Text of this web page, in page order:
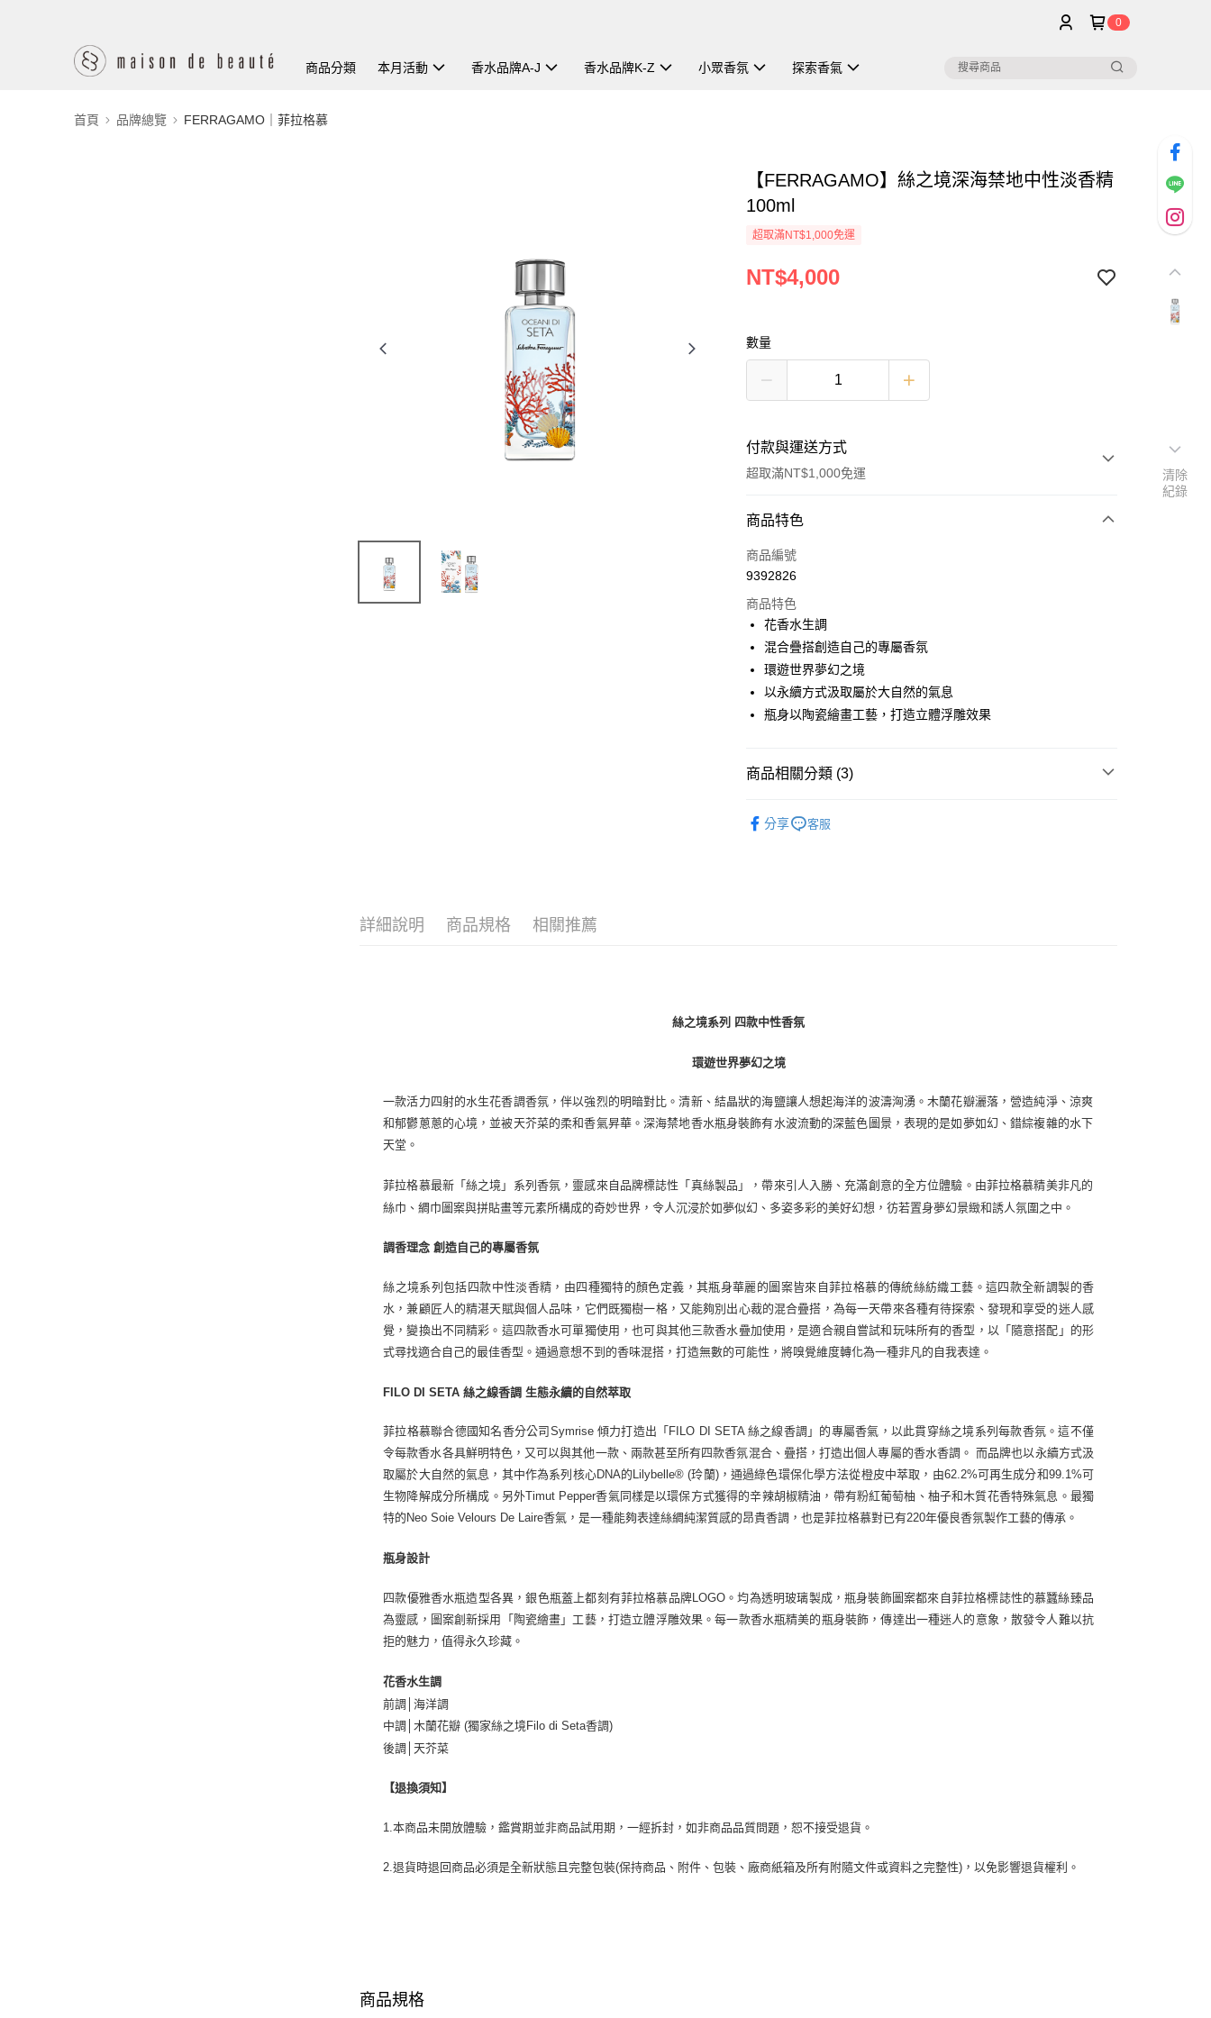
0
商品分類 本月活動 香水品牌A-J 香水品牌K-Z 小眾香氛 探索香氣
首頁 品牌總覽 FERRAGAMO｜菲拉格慕
【FERRAGAMO】絲之境深海禁地中性淡香精
100ml
超取滿NT$1,000免運
NT$4,000
數量
付款與運送方式
超取滿NT$1,000免運
付款方式
信用卡一次付款
運送方式
付款後全家取貨
每筆NT$80，滿NT$1,000(含以上)免運費
每筆NT$80，滿NT$1,000(含以上)免運費
商品特色
商品編號
9392826
商品特色
花香水生調
混合疊搭創造自己的專屬香氛
環遊世界夢幻之境
以永續方式汲取屬於大自然的氣息
瓶身以陶瓷繪畫工藝，打造立體浮雕效果
商品相關分類 (3)
分享 客服
詳細說明 商品規格 相關推薦
絲之境系列 四款中性香氛
環遊世界夢幻之境
一款活力四射的水生花香調香氛，伴以強烈的明暗對比。清新、結晶狀的海鹽讓人想起海洋的波濤洶湧。木蘭花瓣灑落，營造純淨、涼爽
和郁鬱蔥蔥的心境，並被天芥菜的柔和香氣昇華。深海禁地香水瓶身裝飾有水波流動的深藍色圖景，表現的是如夢如幻、錯綜複雜的水下
天堂。
菲拉格慕最新「絲之境」系列香氛，靈感來自品牌標誌性「真絲製品」，帶來引人入勝、充滿創意的全方位體驗。由菲拉格慕精美非凡的
絲巾、綢巾圖案與拼貼畫等元素所構成的奇妙世界，令人沉浸於如夢似幻、多姿多彩的美好幻想，彷若置身夢幻景緻和誘人氛圍之中。
調香理念 創造自己的專屬香氛
絲之境系列包括四款中性淡香精，由四種獨特的顏色定義，其瓶身華麗的圖案皆來自菲拉格慕的傳統絲紡織工藝。這四款全新調製的香
水，兼顧匠人的精湛天賦與個人品味，它們既獨樹一格，又能夠別出心裁的混合疊搭，為每一天帶來各種有待探索、發現和享受的迷人感
覺，變換出不同精彩。這四款香水可單獨使用，也可與其他三款香水疊加使用，是適合親自嘗試和玩味所有的香型，以「隨意搭配」的形
式尋找適合自己的最佳香型。通過意想不到的香味混搭，打造無數的可能性，將嗅覺維度轉化為一種非凡的自我表達。
FILO DI SETA 絲之線香調 生態永續的自然萃取
菲拉格慕聯合德國知名香分公司Symrise 傾力打造出「FILO DI SETA 絲之線香調」的專屬香氣，以此貫穿絲之境系列每款香氛。這不僅
令每款香水各具鮮明特色，又可以與其他一款、兩款甚至所有四款香氛混合、疊搭，打造出個人專屬的香水香調。 而品牌也以永續方式汲
取屬於大自然的氣息，其中作為系列核心DNA的Lilybelle® (玲蘭)，通過綠色環保化學方法從橙皮中萃取，由62.2%可再生成分和99.1%可
生物降解成分所構成。另外Timut Pepper香氣同樣是以環保方式獲得的辛辣胡椒精油，帶有粉紅葡萄柚、柚子和木質花香特殊氣息。最獨
特的Neo Soie Velours De Laire香氣，是一種能夠表達絲綢純潔質感的昂貴香調，也是菲拉格慕對已有220年優良香氛製作工藝的傳承。
瓶身設計
四款優雅香水瓶造型各異，銀色瓶蓋上都刻有菲拉格慕品牌LOGO。均為透明玻璃製成，瓶身裝飾圖案都來自菲拉格標誌性的慕蠶絲臻品
為靈感，圖案創新採用「陶瓷繪畫」工藝，打造立體浮雕效果。每一款香水瓶精美的瓶身裝飾，傳達出一種迷人的意象，散發令人難以抗
拒的魅力，值得永久珍藏。
花香水生調
前調│海洋調
中調│木蘭花瓣 (獨家絲之境Filo di Seta香調)
後調│天芥菜
【退換須知】
1.本商品未開放體驗，鑑賞期並非商品試用期，一經拆封，如非商品品質問題，恕不接受退貨。
2.退貨時退回商品必須是全新狀態且完整包裝(保持商品、附件、包裝、廠商紙箱及所有附隨文件或資料之完整性)，以免影響退貨權利。
商品規格
清除
紀錄